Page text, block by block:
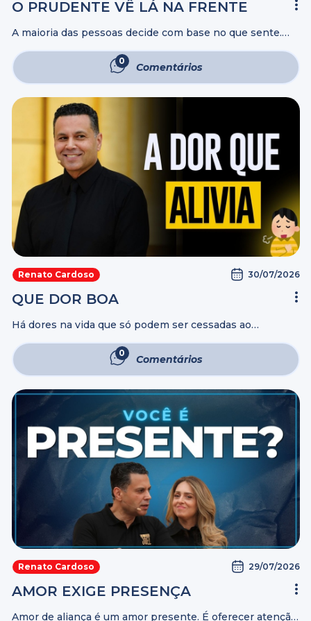
O PRUDENTE VÊ LÁ NA FRENTE
A maioria das pessoas decide com base no que sente.
diferença entre quem constrói uma vida sólida e quem
vive apagando incêndios está na ...
0 Comentários
Renato Cardoso 30/07/2026
QUE DOR BOA
Há dores na vida que só podem ser cessadas ao
cicatrizar quando aceitamos o desconforto do
tratamento. Assista ao vídeo e descubra ...
0 Comentários
Renato Cardoso 29/07/2026
AMOR EXIGE PRESENÇA
Amor de aliança é um amor presente. É oferecer atenção,